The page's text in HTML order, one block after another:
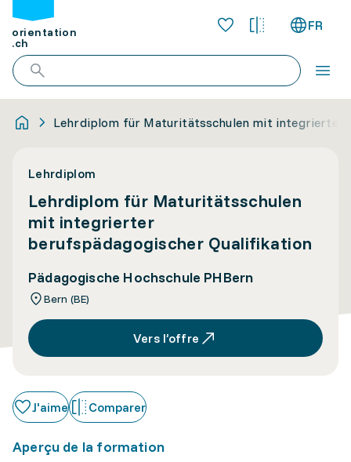
orientation
.ch
FR
Lehrdiplom für Maturitätsschulen mit integrierter
Lehrdiplom
Lehrdiplom für Maturitätsschulen
mit integrierter
berufspädagogischer Qualifikation
Pädagogische Hochschule PHBern
Bern (BE)
Vers l’offre
J'aime Comparer
Aperçu de la formation